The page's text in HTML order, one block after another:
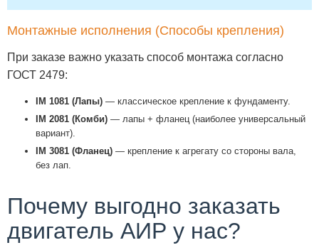
Монтажные исполнения (Способы крепления)
При заказе важно указать способ монтажа согласно
ГОСТ 2479:
IM 1081 (Лапы) — классическое крепление к фундаменту.
IM 2081 (Комби) — лапы + фланец (наиболее универсальный
вариант).
IM 3081 (Фланец) — крепление к агрегату со стороны вала,
без лап.
Почему выгодно заказать
двигатель АИР у нас?